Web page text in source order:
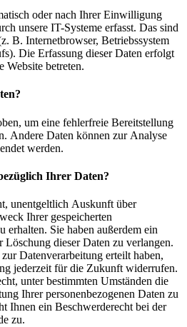
oder nach Ihrer Einwilligung
unsere IT-Systeme erfasst. Das sind
B. Internetbrowser, Betriebssystem
Die Erfassung dieser Daten erfolgt
Website betreten.
um eine fehlerfreie Bereitstellung
Andere Daten können zur Analyse
werden.
Ihrer Daten?
unentgeltlich Auskunft über
Ihrer gespeicherten
erhalten. Sie haben außerdem ein
dieser Daten zu verlangen.
Datenverarbeitung erteilt haben,
jederzeit für die Zukunft widerrufen.
unter bestimmten Umständen die
Ihrer personenbezogenen Daten zu
Ihnen ein Beschwerderecht bei der
zu.